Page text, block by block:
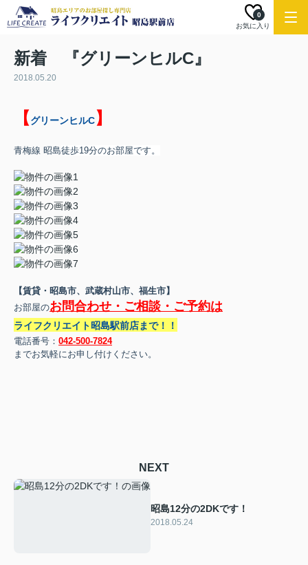
お気に入り
0
新着 『グリーンヒルC』
2018.05.20
【 グリーンヒルC 】
青梅線 昭島徒歩19分のお部屋です。
【賃貸・昭島市、武蔵村山市、福生市】
お部屋のお問合わせ・ご相談・ご予約は
ライフクリエイト昭島駅前店まで！！
電話番号： 042-500-7824
までお気軽にお申し付けください。
NEXT
昭島12分の2DKです！
2018.05.24